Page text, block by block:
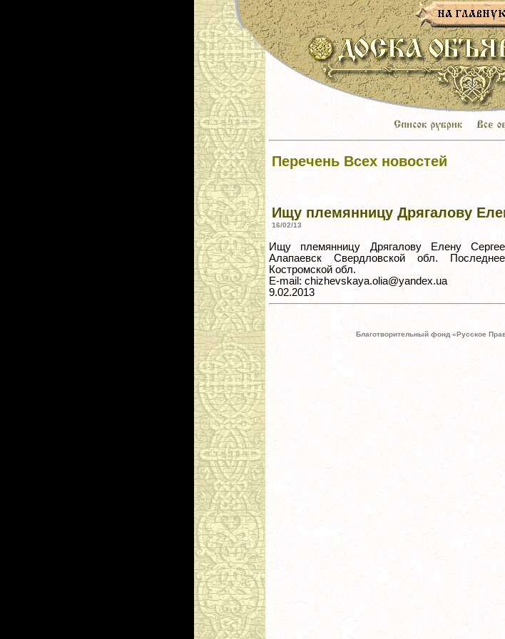
Перечень Всех новостей
Ищу племянницу Дрягалову
16/02/13
Ищу племянницу Дрягалову Елену
Алапаевск Свердловской обл.
Костромской обл.
E-mail: chizhevskaya.olia@yandex.ua
9.02.2013
Благотворительный фонд «Русское